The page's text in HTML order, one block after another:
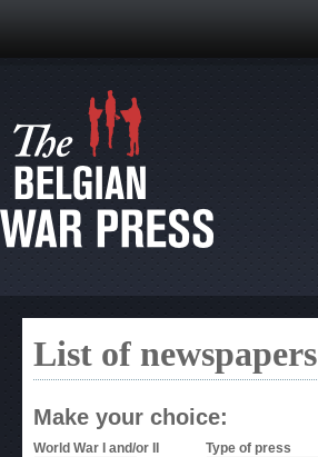
List of newspapers
Make your choice:
World War I and/or II Type of press